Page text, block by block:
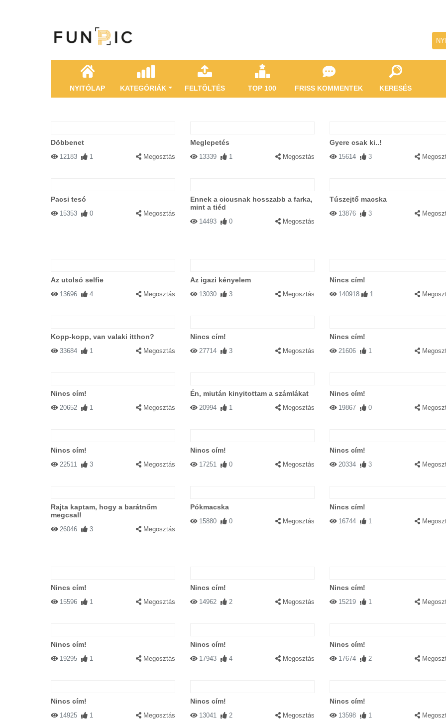
NYITÓLAP KATEGÓRIÁK FELTÖLTÉS TOP 100 FRISS KOMMENTEK KERESÉS
Döbbenet
12183 1 Megosztás
Meglepetés
13339 1 Megosztás
Gyere csak ki..!
15614 3
Pacsi tesó
15353 0 Megosztás
Ennek a cicusnak hosszabb a farka,
mint a tiéd
14493 0 Megosztás
Túszejtő macska
13876 3
Az utolsó selfie
13696 4 Megosztás
Az igazi kényelem
13030 3 Megosztás
Nincs cím!
140918 1
Kopp-kopp, van valaki itthon?
33684 1 Megosztás
Nincs cím!
27714 3 Megosztás
Nincs cím!
21606 1
Nincs cím!
20652 1 Megosztás
Én, miután kinyitottam a számlákat
20994 1 Megosztás
Nincs cím!
19867 0
Nincs cím!
22511 3 Megosztás
Nincs cím!
17251 0 Megosztás
Nincs cím!
20334 3
Rajta kaptam, hogy a barátnőm
megcsal!
26046 3 Megosztás
Pókmacska
15880 0 Megosztás
Nincs cím!
16744 1
Nincs cím!
15596 1 Megosztás
Nincs cím!
14962 2 Megosztás
Nincs cím!
15219 1
Nincs cím!
19295 1 Megosztás
Nincs cím!
17943 4 Megosztás
Nincs cím!
17674 2
Nincs cím!
14925 1 Megosztás
Nincs cím!
13041 2 Megosztás
Nincs cím!
13598 1